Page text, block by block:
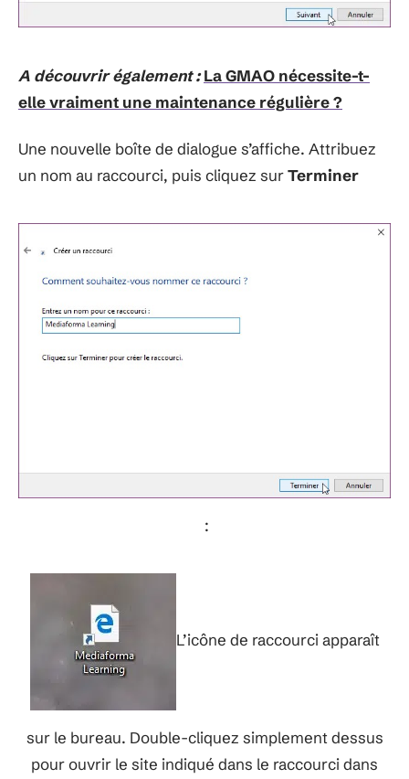
A découvrir également : La GMAO nécessite-t-
elle vraiment une maintenance régulière ?
Une nouvelle boîte de dialogue s’affiche. Attribuez
un nom au raccourci, puis cliquez surTerminer
:
L’icône de raccourci apparaît
sur le bureau. Double-cliquez simplement dessus
pour ouvrir le site indiqué dans le raccourci dans